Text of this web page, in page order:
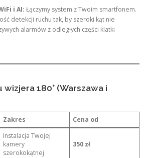
i AI: Łączymy system z Twoim smartfonem.
detekcji ruchu tak, by szeroki kąt nie
alarmów z odległych części klatki
wizjera 180° (Warszawa i
Zakres Cena od
Instalacja Twojej
kamery
szerokokątnej
350 zł